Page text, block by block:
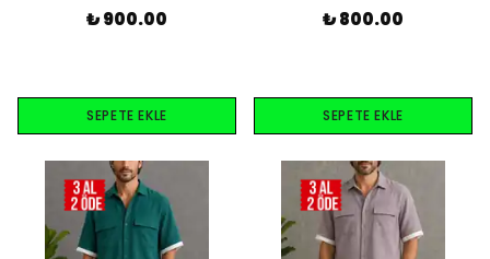
₺ 900.00
SEPETE EKLE
₺ 800.00
SEPETE EKLE